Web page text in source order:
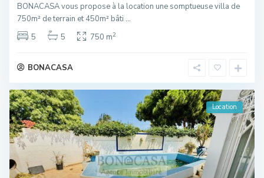
BONACASA vous propose à la location une somptueuse villa de
750m² de terrain et 450m² bâti ...
5
5 750 m2
BONACASA
Location